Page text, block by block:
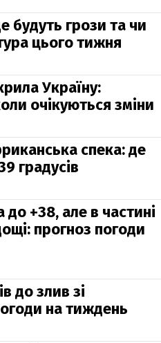
будуть грози та чи
цього тижня
Україну:
очікуються зміни
спека: де
градусів
до +38, але в частині
прогноз погоди
до злив зі
на тиждень